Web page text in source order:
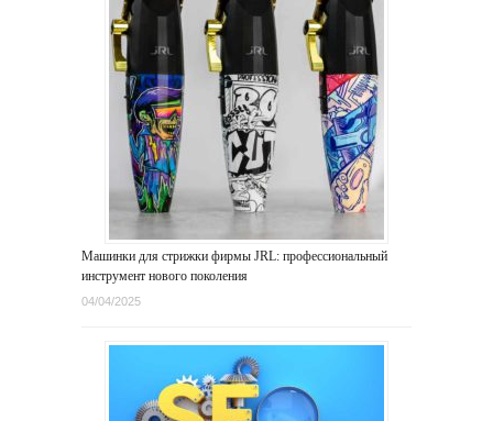
Машинки для стрижки фирмы JRL: профессиональный
инструмент нового поколения
04/04/2025